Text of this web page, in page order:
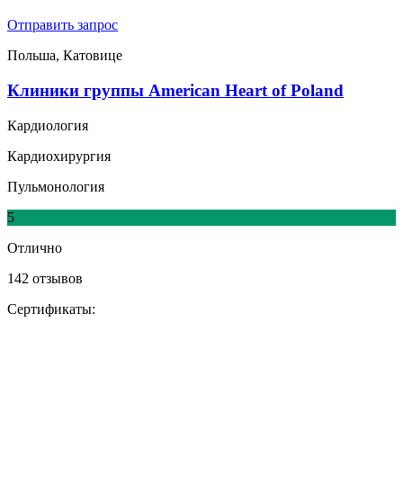
Отправить запрос
Польша, Катовице
Клиники группы American Heart of Poland
Кардиология
Кардиохирургия
Пульмонология
5
Отлично
142 отзывов
Сертификаты: